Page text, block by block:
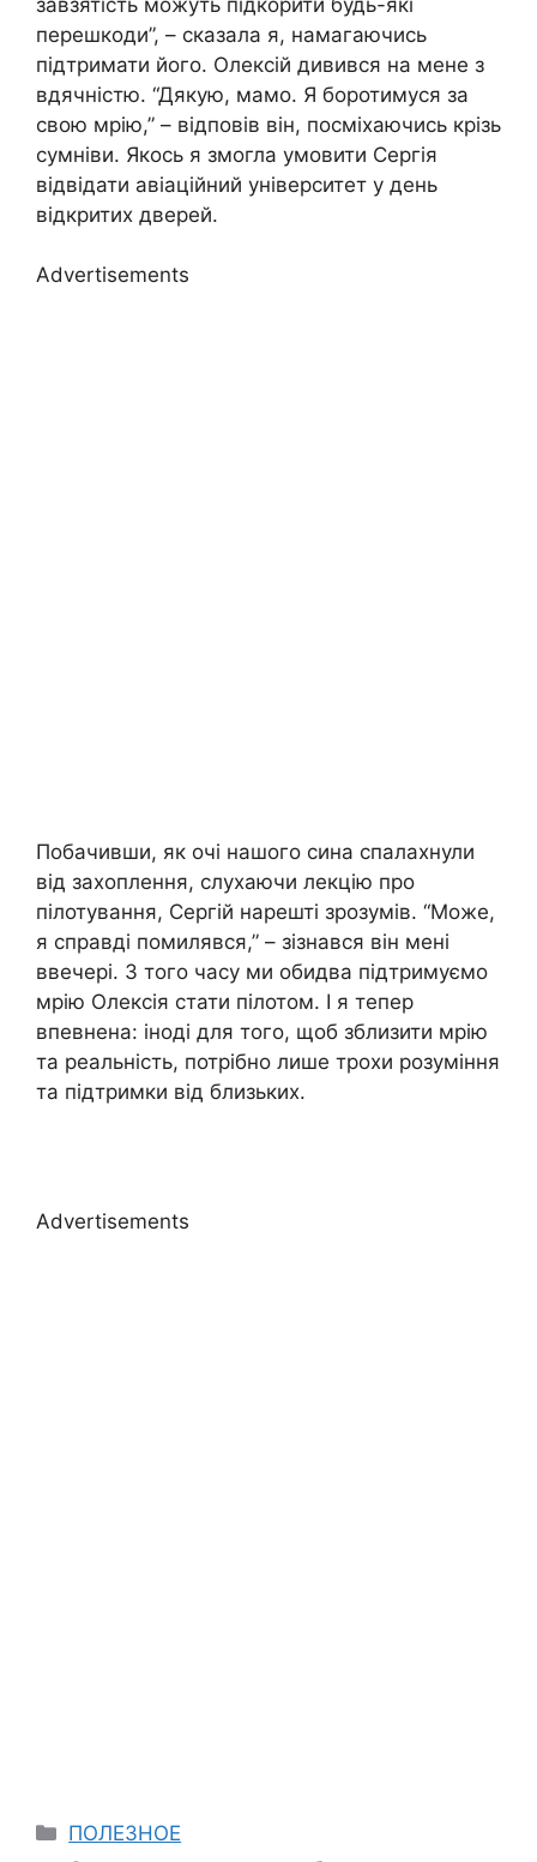
перешкоди”, – сказала я, намагаючись
підтримати його. Олексій дивився на мене з
вдячністю. “Дякую, мамо. Я боротимуся за
свою мрію,” – відповів він, посміхаючись крізь
сумніви. Якось я змогла умовити Сергія
відвідати авіаційний університет у день
відкритих дверей.
Advertisements
Побачивши, як очі нашого сина спалахнули
від захоплення, слухаючи лекцію про
пілотування, Сергій нарешті зрозумів. “Може,
я справді помилявся,” – зізнався він мені
ввечері. З того часу ми обидва підтримуємо
мрію Олексія стати пілотом. І я тепер
впевнена: іноді для того, щоб зблизити мрію
та реальність, потрібно лише трохи розуміння
та підтримки від близьких.
Advertisements
Categories
ПОЛЕЗНОЕ